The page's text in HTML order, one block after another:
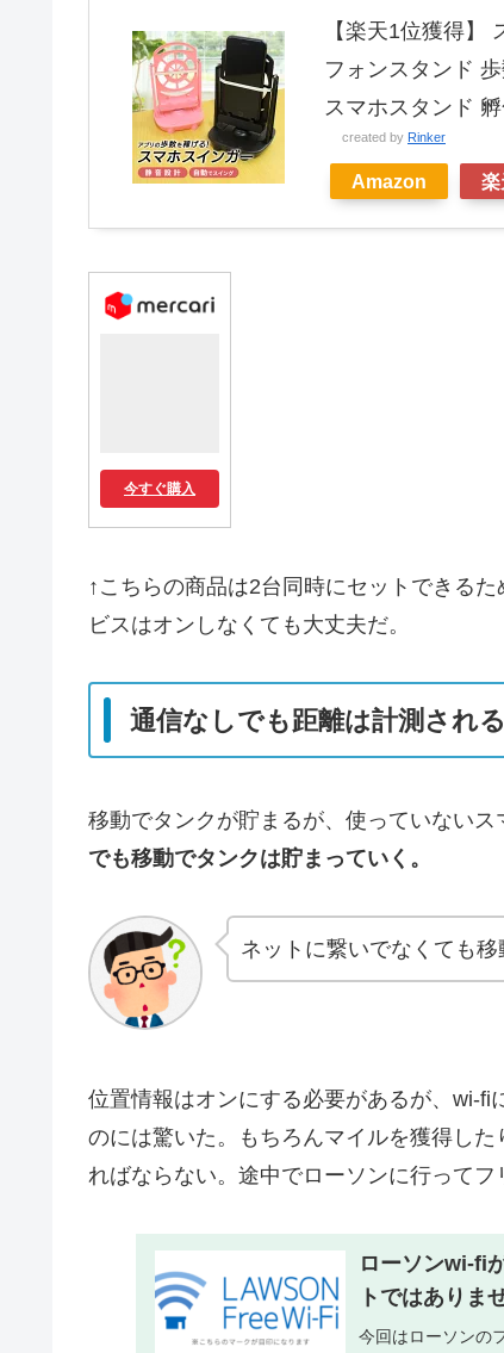
【楽天1位獲得】
フォンスタンド
スマホスタンド
created by Rinker
Amazon 楽
今すぐ購入
↑こちらの商品は2台同時にセットできる
ビスはオンしなくても大丈夫だ。
通信なしでも距離は計測され
移動でタンクが貯まるが、使っていないス
でも移動でタンクは貯まっていく。
ネットに繋いでなくても
位置情報はオンにする必要があるが、wi-fi
のには驚いた。もちろんマイルを獲得し
ればならない。途中でローソンに行ってフ
ローソンwi-fi
トではありま
今回はローソンの